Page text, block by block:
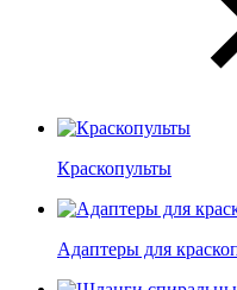
Краскопульты
Адаптеры для